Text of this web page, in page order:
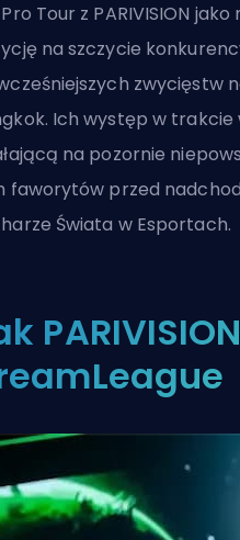
Pro Tour z PARIVISION
na szczycie
zwycięstw
Ich występ w trakcie
na pozornie
faworytów przed
Świata w Esportach.